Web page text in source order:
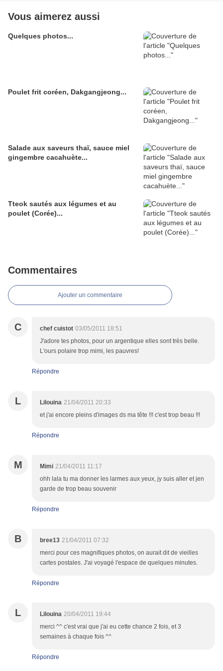
Vous aimerez aussi
Quelques photos...
Poulet frit coréen, Dakgangjeong...
Salade aux saveurs thaï, sauce miel
gingembre cacahuète...
Tteok sautés aux légumes et au
poulet (Corée)...
Commentaires
Ajouter un commentaire
C chef cuistot 03/05/2011 18:51
J'adore tes photos, pour un argentique elles sont très belle.
L'ours polaire trop mimi, les pauvres!
Répondre
L Lilouina 21/04/2011 20:33
et j'ai encore pleins d'images ds ma tête !!! c'est trop beau !!!
Répondre
M Mimi 21/04/2011 11:17
ohh lala tu ma donner les larmes aux yeux, jy suis aller et jen
garde de trop beau souvenir
Répondre
B bree13 21/04/2011 07:32
merci pour ces magnifiques photos, on aurait dit de vieilles
cartes postales. J'ai voyagé l'espace de quelques minutes.
Répondre
L Lilouina 20/04/2011 19:44
merci ^^ c'est vrai que j'ai eu cette chance 2 fois, et 3
semaines à chaque fois ^^
Répondre